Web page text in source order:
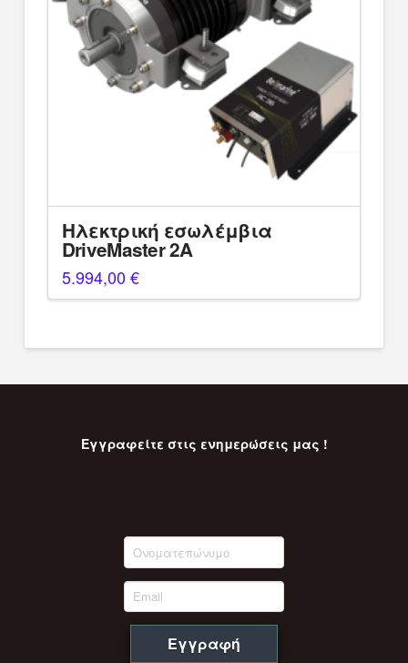
Ηλεκτρική εσωλέμβια
DriveMaster 2A
5.994,00€
Εγγραφείτε στις ενημερώσεις μας !
Εγγραφή